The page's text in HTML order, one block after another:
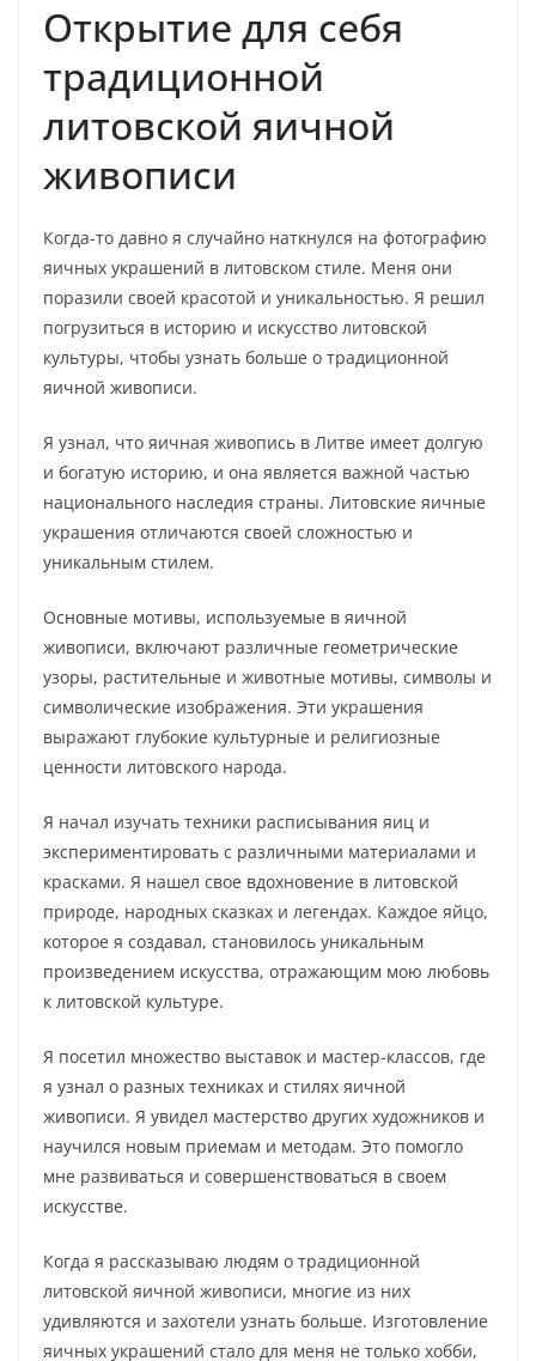
Открытие для себя
традиционной
литовской яичной
живописи
Когда-то давно я случайно наткнулся на фотографию
яичных украшений в литовском стиле. Меня они
поразили своей красотой и уникальностью. Я решил
погрузиться в историю и искусство литовской
культуры, чтобы узнать больше о традиционной
яичной живописи.
Я узнал, что яичная живопись в Литве имеет долгую
и богатую историю, и она является важной частью
национального наследия страны. Литовские яичные
украшения отличаются своей сложностью и
уникальным стилем.
Основные мотивы, используемые в яичной
живописи, включают различные геометрические
узоры, растительные и животные мотивы, символы и
символические изображения. Эти украшения
выражают глубокие культурные и религиозные
ценности литовского народа.
Я начал изучать техники расписывания яиц и
экспериментировать с различными материалами и
красками. Я нашел свое вдохновение в литовской
природе, народных сказках и легендах. Каждое яйцо,
которое я создавал, становилось уникальным
произведением искусства, отражающим мою любовь
к литовской культуре.
Я посетил множество выставок и мастер-классов, где
я узнал о разных техниках и стилях яичной
живописи. Я увидел мастерство других художников и
научился новым приемам и методам. Это помогло
мне развиваться и совершенствоваться в своем
искусстве.
Когда я рассказываю людям о традиционной
литовской яичной живописи, многие из них
удивляются и захотели узнать больше. Изготовление
яичных украшений стало для меня не только хобби,